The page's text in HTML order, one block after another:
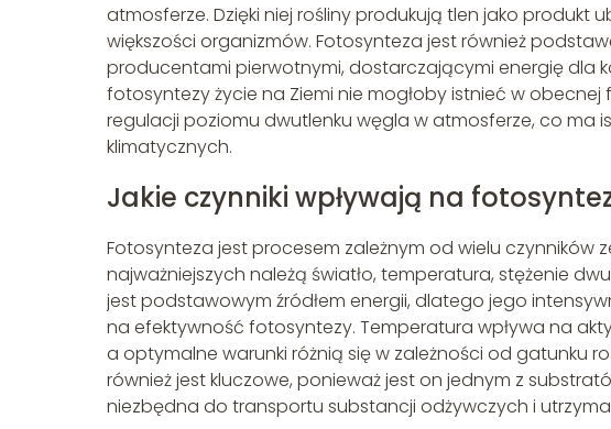
atmosferze. Dzięki niej rośliny produkują tlen jako
większości organizmów. Fotosynteza jest również
producentami pierwotnymi, dostarczającymi energię dla
fotosyntezy życie na Ziemi nie mogłoby istnieć w
regulacji poziomu dwutlenku węgla w atmosferze, co ma
klimatycznych.
Jakie czynniki wpływają na
Fotosynteza jest procesem zależnym od wielu czynników
najważniejszych należą światło, temperatura, stężenie
jest podstawowym źródłem energii, dlatego jego
na efektywność fotosyntezy. Temperatura wpływa na
a optymalne warunki różnią się w zależności od gatunku
również jest kluczowe, ponieważ jest on jednym z
niezbędna do transportu substancji odżywczych i